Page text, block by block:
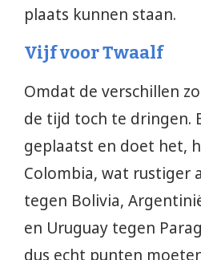
plaats kunnen staan.
Vijf voor Twaalf
Omdat de verschillen
de tijd toch te dringen.
geplaatst en doet het,
Colombia, wat rustiger
tegen Bolivia,
en Uruguay tegen
dus echt punten